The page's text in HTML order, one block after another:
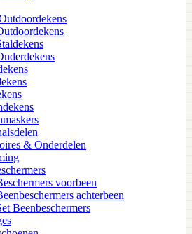
& Onderdelen
voorbeen
achterbeen
Beenbeschermers